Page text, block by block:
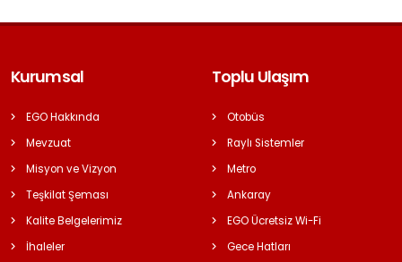
Kurumsal
EGO Hakkında
Mevzuat
Misyon ve Vizyon
Teşkilat Şeması
Kalite Belgelerimiz
İhaleler
Toplu Ulaşım
Otobüs
Raylı Sistemler
Metro
Ankaray
EGO Ücretsiz Wi-Fi
Gece Hatları